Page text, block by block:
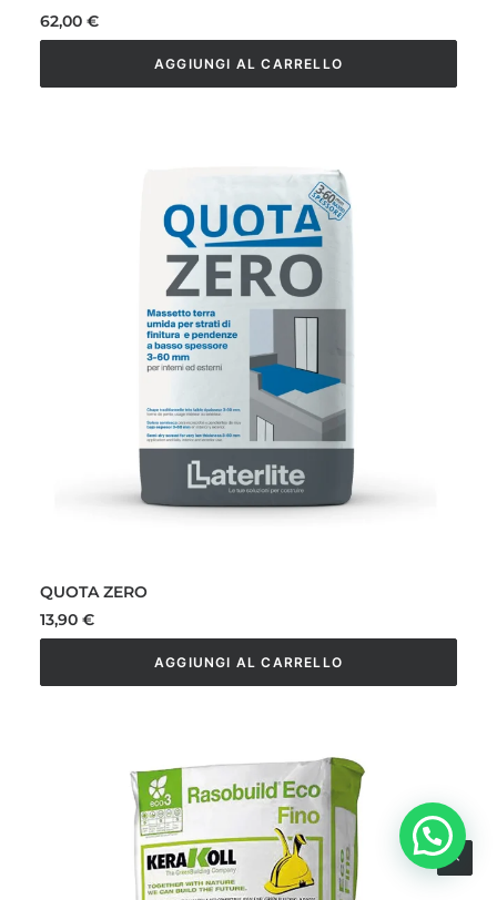
62,00 €
AGGIUNGI AL CARRELLO
QUOTA ZERO
13,90 €
AGGIUNGI AL CARRELLO